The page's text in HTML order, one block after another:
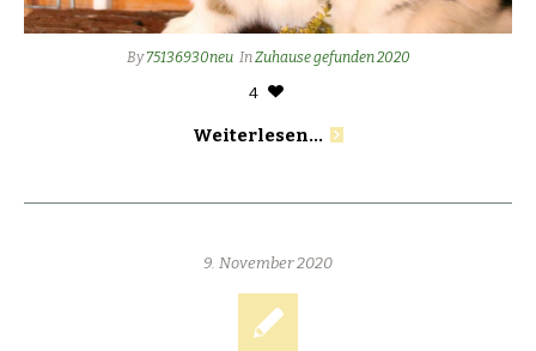
By75136930neu InZuhause gefunden 2020
4
Weiterlesen...
9. November 2020